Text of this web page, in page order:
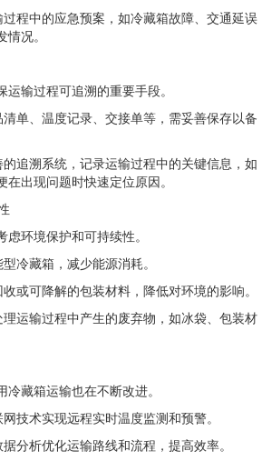
程中的应急预案，如冷藏箱故障、交通延误
况。
输过程可追溯的重要手段。
单、温度记录、交接单等，需妥善保存以备
追溯系统，记录运输过程中的关键信息，如
出现问题时快速定位原因。
环境保护和可持续性。
冷藏箱，减少能源消耗。
或可降解的包装材料，降低对环境的影响。
运输过程中产生的废弃物，如冰袋、包装材
藏箱运输也在不断改进。
技术实现远程实时温度监测和预警。
分析优化运输路线和流程，提高效率。